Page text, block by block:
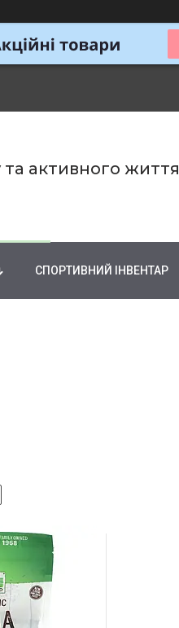
активного життя
СПОРТИВНИЙ ІНВЕНТАР